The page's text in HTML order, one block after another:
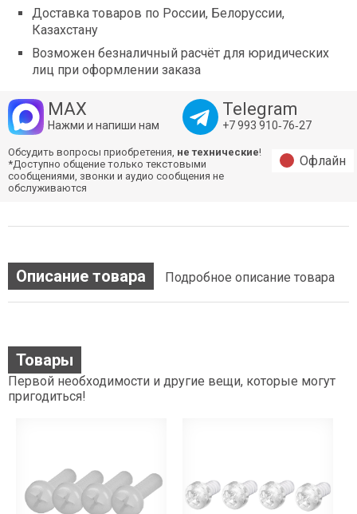
Доставка товаров по России, Белоруссии,
Казахстану
Возможен безналичный расчёт для юридических
лиц при оформлении заказа
MAX
Нажми и напиши нам
Telegram
+7 993 910‑76‑27
Обсудить вопросы приобретения, не технические!
*Доступно общение только текстовыми
сообщениями, звонки и аудио сообщения не
обслуживаются
Офлайн
Описание товара Подробное описание товара
Товары
Первой необходимости и другие вещи, которые могут
пригодиться!